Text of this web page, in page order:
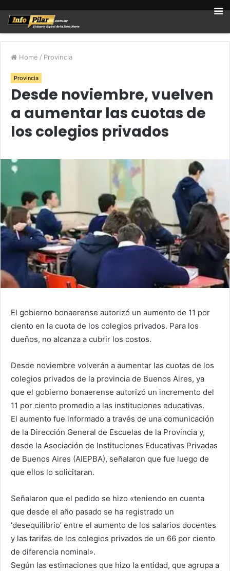
Home / Provincia
Provincia
Desde noviembre, vuelven
a aumentar las cuotas de
los colegios privados
El gobierno bonaerense autorizó un aumento de 11 por
ciento en la cuota de los colegios privados. Para los
dueños, no alcanza a cubrir los costos.
Desde noviembre volverán a aumentar las cuotas de los
colegios privados de la provincia de Buenos Aires, ya
que el gobierno bonaerense autorizó un incremento del
11 por ciento promedio a las instituciones educativas.
El aumento fue informado a través de una comunicación
de la Dirección General de Escuelas de la Provincia y,
desde la Asociación de Instituciones Educativas Privadas
de Buenos Aires (AIEPBA), señalaron que fue luego de
que ellos lo solicitaran.
Señalaron que el pedido se hizo «teniendo en cuenta
que desde el año pasado se ha registrado un
‘desequilibrio’ entre el aumento de los salarios docentes
y las tarifas de los colegios privados de un 66 por ciento
de diferencia nominal».
Según las estimaciones que hizo la entidad, que agrupa a